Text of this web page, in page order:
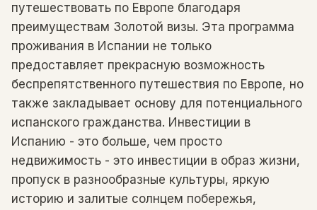
путешествовать по Европе благодаря
преимуществам Золотой визы. Эта программа
проживания в Испании не только
предоставляет прекрасную возможность
беспрепятственного путешествия по Европе, но
также закладывает основу для потенциального
испанского гражданства. Инвестиции в
Испанию - это больше, чем просто
недвижимость - это инвестиции в образ жизни,
пропуск в разнообразные культуры, яркую
историю и залитые солнцем побережья,